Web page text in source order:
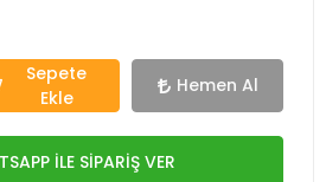
Sepete
Ekle
Hemen Al
İLE SİPARİŞ VER